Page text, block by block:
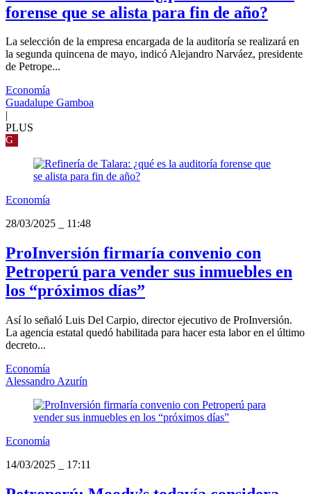
forense que se alista para fin de año?
La selección de la empresa encargada de la auditoría se realizará en
la segunda quincena de mayo, indicó Alejandro Narváez, presidente
de Petrope...
Economía
Guadalupe Gamboa
|
PLUS
G
Economía
28/03/2025
11:48
ProInversión firmaría convenio con
Petroperú para vender sus inmuebles en
los “próximos días”
Así lo señaló Luis Del Carpio, director ejecutivo de ProInversión.
La agencia estatal quedó habilitada para hacer esta labor en el último
decreto...
Economía
Alessandro Azurín
Economía
14/03/2025
17:11